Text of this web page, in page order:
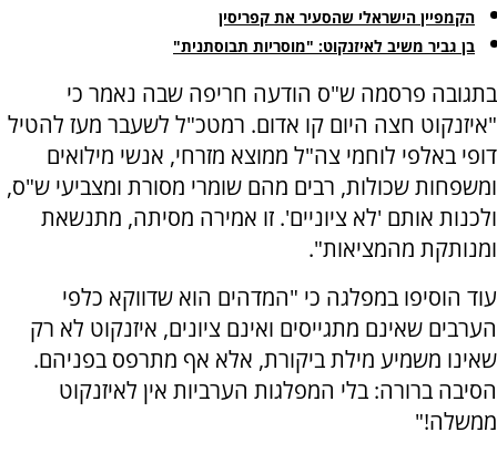
הקמפיין הישראלי שהסעיר את קפריסין
בן גביר משיב לאיזנקוט: "מוסריות תבוסתנית"
בתגובה פרסמה ש"ס הודעה חריפה שבה נאמר כי
"איזנקוט חצה היום קו אדום. רמטכ"ל לשעבר מעז להטיל
דופי באלפי לוחמי צה"ל ממוצא מזרחי, אנשי מילואים
ומשפחות שכולות, רבים מהם שומרי מסורת ומצביעי ש"ס,
ולכנות אותם 'לא ציוניים'. זו אמירה מסיתה, מתנשאת
ומנותקת מהמציאות".
עוד הוסיפו במפלגה כי "המדהים הוא שדווקא כלפי
הערבים שאינם מתגייסים ואינם ציונים, איזנקוט לא רק
שאינו משמיע מילת ביקורת, אלא אף מתרפס בפניהם.
הסיבה ברורה: בלי המפלגות הערביות אין לאיזנקוט
ממשלה!"